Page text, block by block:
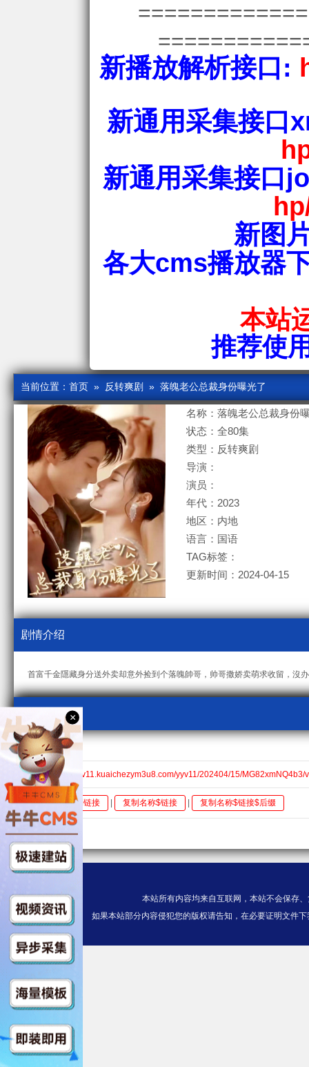
新播放解析接口:
新通用采集接口
新通用采集接口
新图
各大cms播放器
本站
推荐使
当前位置： 首页 » 反转爽剧 » 落魄老公总裁身份曝光了
名称：落魄老公总裁身份
状态：全80集
类型：反转爽剧
导演：
演员：
年代：2023
地区：内地
语言：国语
TAG标签：
更新时间：2024-04-15
剧情介绍
首富千金隱藏身分送外卖却意外捡到个落魄帥哥，帅哥撒娇卖萌求收留，沒
视频采集
kcm3u8
全集$https://v11.kuaichezym3u8.com/yyv11/202404/15/MG82xmNQ4b3/
全选 复制链接 复制名称$链接 复制名称$链接$后缀
本站所有内容均来自互联网，本站不会保存
如果本站部分内容侵犯您的版权请告知，在必要证明文件
×